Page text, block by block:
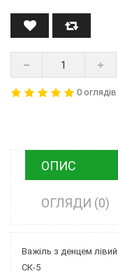
0 оглядів
ОПИС
ОГЛЯДИ (0)
Важіль з денцем
СК-5